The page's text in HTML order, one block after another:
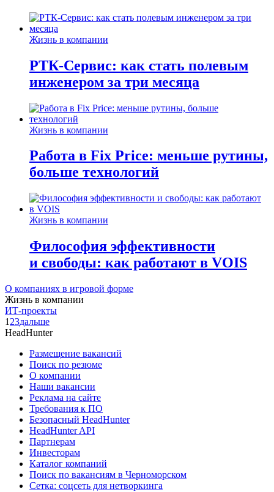
Жизнь в компании
РТК-Сервис: как стать полевым
инженером за три месяца
Жизнь в компании
Работа в Fix Price: меньше рутины,
больше технологий
Жизнь в компании
Философия эффективности
и свободы: как работают в VOIS
О компаниях в игровой форме
Жизнь в компании
ИТ-проекты
1 23дальше
HeadHunter
Размещение вакансий
Поиск по резюме
О компании
Наши вакансии
Реклама на сайте
Требования к ПО
Безопасный HeadHunter
HeadHunter API
Партнерам
Инвесторам
Каталог компаний
Поиск по вакансиям в Черноморском
Сетка: соцсеть для нетворкинга